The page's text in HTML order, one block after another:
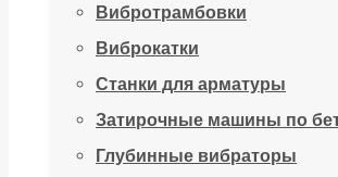
Вибротрамбовки
Виброкатки
Станки для арматуры
Затирочные машины по
Глубинные вибраторы